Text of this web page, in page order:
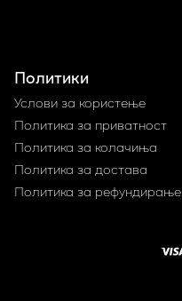
Политики
Услови за користење
Политика за приватност
Политика за колачиња
Политика за достава
Политика за рефундирање